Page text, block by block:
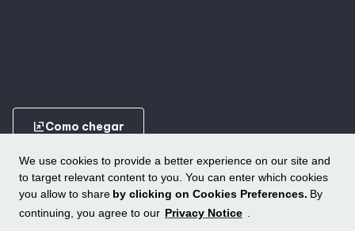
We use cookies to provide a better experience on our site and
to target relevant content to you. You can enter which cookies
you allow to share by clicking on Cookies Preferences. By
continuing, you agree to our Privacy Notice .
ungroupComo chegar